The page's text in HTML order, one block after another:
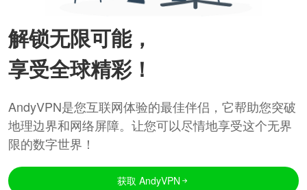
解锁无限可能，
享受全球精彩！
AndyVPN是您互联网体验的最佳伴侣，它帮助您突破
地理边界和网络屏障。让您可以尽情地享受这个无界
限的数字世界！
获取 AndyVPN